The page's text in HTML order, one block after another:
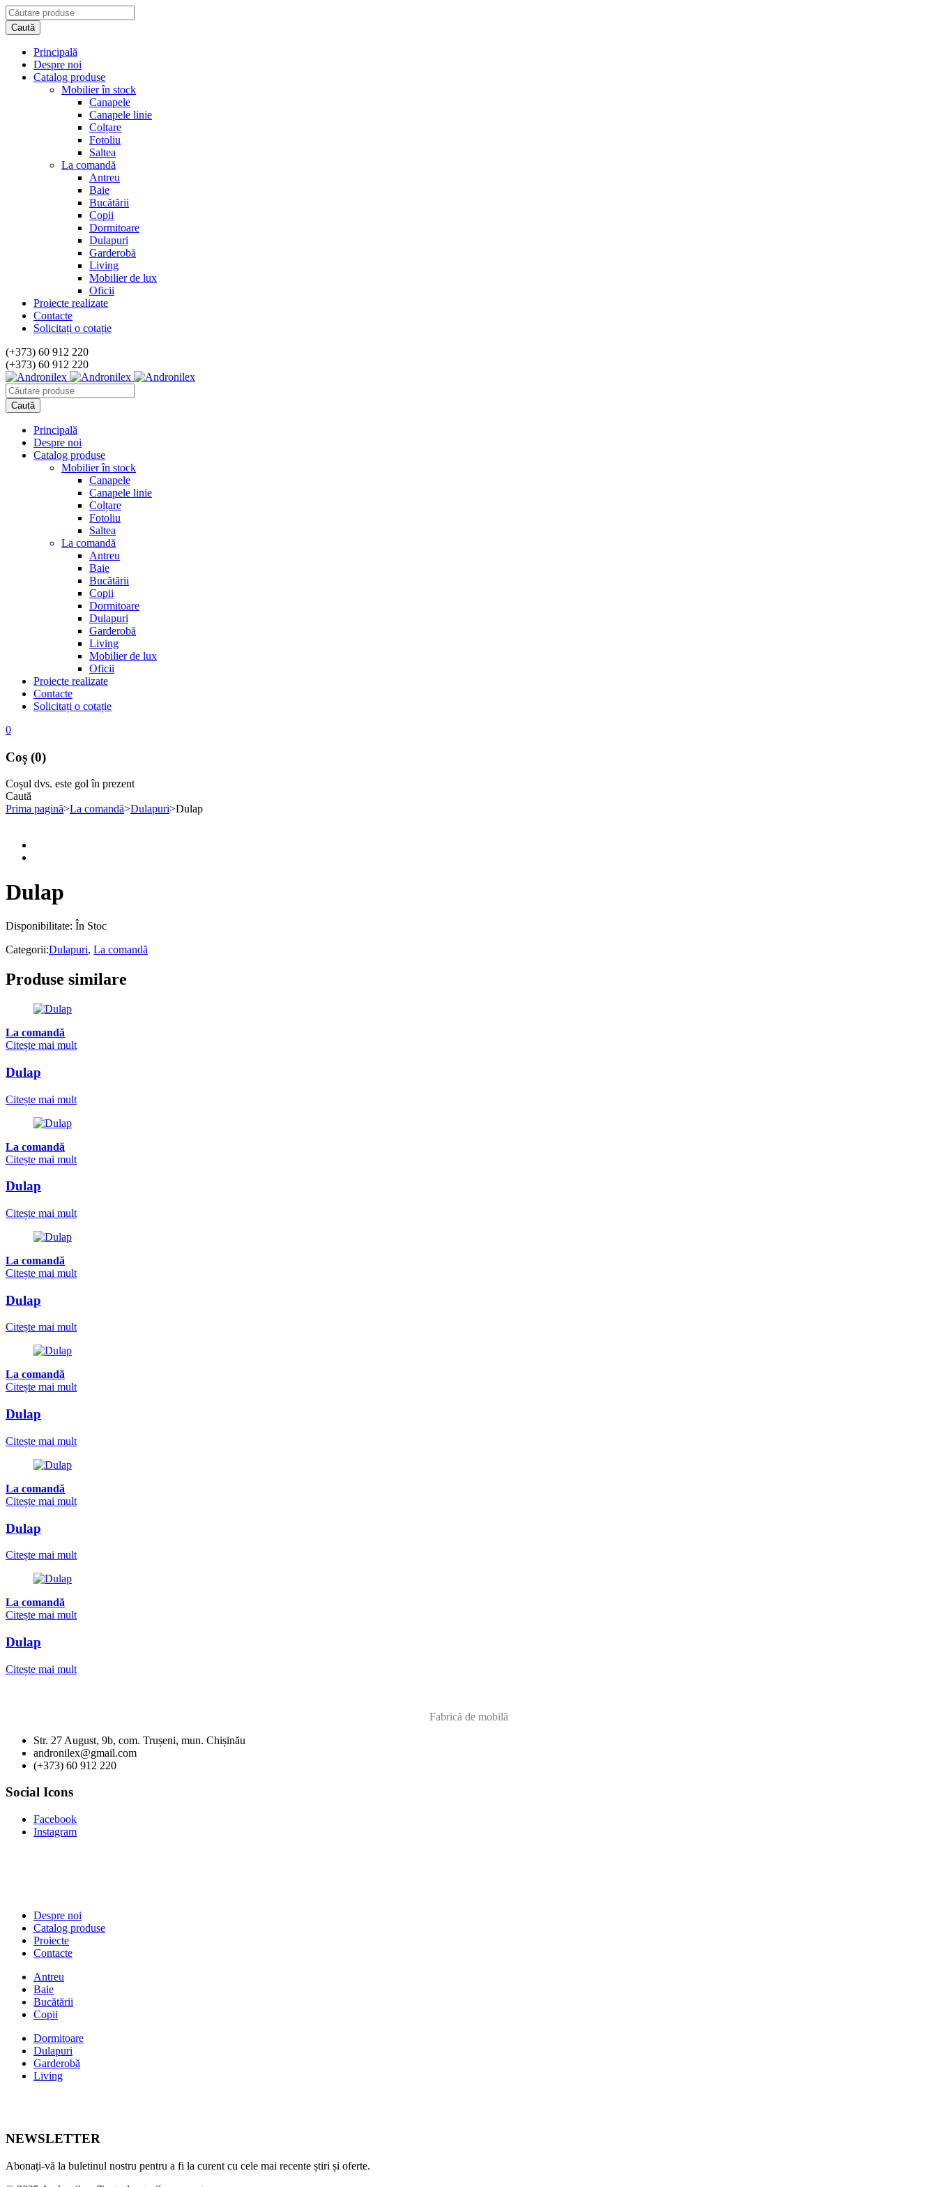
Principală
Despre noi
Catalog produse
Mobilier în stock
Canapele
Canapele linie
Colțare
Fotoliu
Saltea
La comandă
Antreu
Baie
Bucătării
Copii
Dormitoare
Dulapuri
Garderobă
Living
Mobilier de lux
Oficii
Proiecte realizate
Contacte
Solicitați o cotație
(+373) 60 912 220
(+373) 60 912 220
Principală
Despre noi
Catalog produse
Mobilier în stock
Canapele
Canapele linie
Colțare
Fotoliu
Saltea
La comandă
Antreu
Baie
Bucătării
Copii
Dormitoare
Dulapuri
Garderobă
Living
Mobilier de lux
Oficii
Proiecte realizate
Contacte
Solicitați o cotație
0
Coș (0)
Coșul dvs. este gol în prezent
Caută
Prima pagină>La comandă>Dulapuri>Dulap
Dulap
Disponibilitate: În Stoc
Categorii:Dulapuri, La comandă
Produse similare
La comandă
Citește mai mult
Dulap
Citește mai mult
La comandă
Citește mai mult
Dulap
Citește mai mult
La comandă
Citește mai mult
Dulap
Citește mai mult
La comandă
Citește mai mult
Dulap
Citește mai mult
La comandă
Citește mai mult
Dulap
Citește mai mult
La comandă
Citește mai mult
Dulap
Citește mai mult
Fabrică de mobilă
Str. 27 August, 9b, com. Trușeni, mun. Chișinău
andronilex@gmail.com
(+373) 60 912 220
Social Icons
Facebook
Instagram
Despre noi
Catalog produse
Proiecte
Contacte
Antreu
Baie
Bucătării
Copii
Dormitoare
Dulapuri
Garderobă
Living
NEWSLETTER
Abonați-vă la buletinul nostru pentru a fi la curent cu cele mai recente știri și oferte.